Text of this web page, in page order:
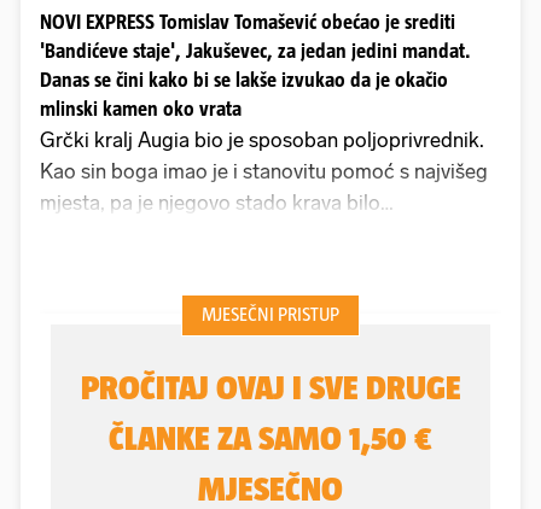
NOVI EXPRESS Tomislav Tomašević obećao je srediti
'Bandićeve staje', Jakuševec, za jedan jedini mandat.
Danas se čini kako bi se lakše izvukao da je okačio
mlinski kamen oko vrata
Grčki kralj Augia bio je sposoban poljoprivrednik.
Kao sin boga imao je i stanovitu pomoć s najvišeg
mjesta, pa je njegovo stado krava bilo
odlične poticaje od ministrice Vučković. Ali Augija
je imao ozbiljan problem s higijenom. Njegove staje
Euristej zadatak njihova čišćenja povjerio junaku
po imenu Heraklo. Kako je Euristej bio zeznut lik,
naredio je Heraklu da taj posao obavi za jedan